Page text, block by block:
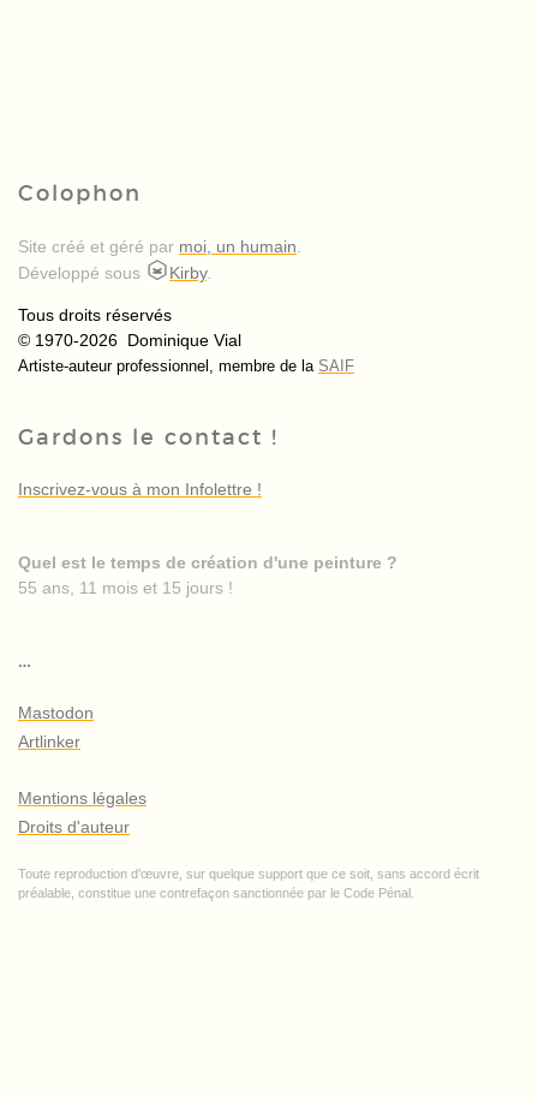
Colophon
Site créé et géré par moi, un humain
Développé sous
Kirby.
Tous droits réservés
© 1970-2026 Dominique Vial
Artiste-auteur professionnel, membre de la SAIF
Gardons le contact !
Inscrivez-vous à mon Infolettre !
Quel est le temps de création d'une peinture ?
55 ans, 11 mois et 15 jours !
…
Mastodon
Artlinker
Mentions légales
Droits d'auteur
Toute reproduction d'œuvre, sur quelque support que ce soit, sans accord écrit
préalable, constitue une contrefaçon sanctionnée par le Code Pénal.